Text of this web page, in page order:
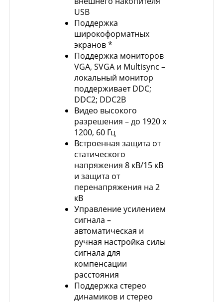
USB
Поддержка
широкоформатных
экранов *
Поддержка мониторов
VGA, SVGA и Multisync –
локальный монитор
поддерживает DDC;
DDC2; DDC2B
Видео высокого
разрешения – до 1920 x
1200, 60 Гц
Встроенная защита от
статического
напряжения 8 кВ/15 кВ
и защита от
перенапряжения на 2
кВ
Управление усилением
сигнала –
автоматическая и
ручная настройка силы
сигнала для
компенсации
расстояния
Поддержка стерео
динамиков и стерео